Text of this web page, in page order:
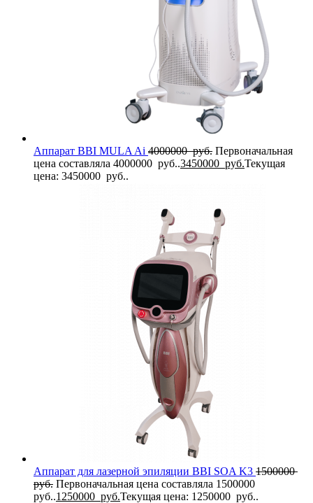
Аппарат BBI MULA Ai 4000000руб. Первоначальная
цена составляла 4000000 руб..3450000 руб.Текущая
цена: 3450000 руб..
Аппарат для лазерной эпиляции BBI SOA K3 1500000
руб. Первоначальная цена составляла 1500000
руб..1250000 руб.Текущая цена: 1250000 руб..